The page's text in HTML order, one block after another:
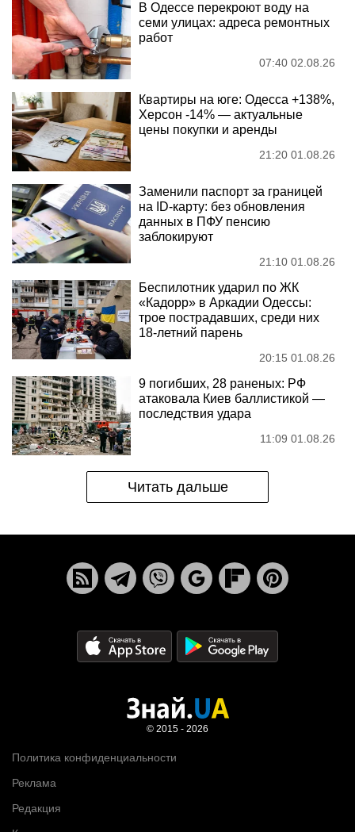
В Одессе перекроют воду на
семи улицах: адреса ремонтных
работ
07:40 02.08.26
Квартиры на юге: Одесса +138%,
Херсон -14% — актуальные
цены покупки и аренды
21:20 01.08.26
Заменили паспорт за границей
на ID-карту: без обновления
данных в ПФУ пенсию
заблокируют
21:10 01.08.26
Беспилотник ударил по ЖК
«Кадорр» в Аркадии Одессы:
трое пострадавших, среди них
18-летний парень
20:15 01.08.26
9 погибших, 28 раненых: РФ
атаковала Киев баллистикой —
последствия удара
11:09 01.08.26
Читать дальше
Политика конфиденциальности
Реклама
Редакция
© 2015 - 2026